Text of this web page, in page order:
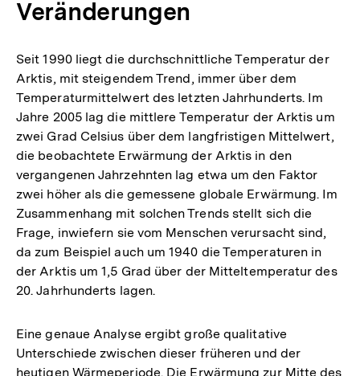
Veränderungen
Seit 1990 liegt die durchschnittliche Temperatur der
Arktis, mit steigendem Trend, immer über dem
Temperaturmittelwert des letzten Jahrhunderts. Im
Jahre 2005 lag die mittlere Temperatur der Arktis um
zwei Grad Celsius über dem langfristigen Mittelwert,
die beobachtete Erwärmung der Arktis in den
vergangenen Jahrzehnten lag etwa um den Faktor
zwei höher als die gemessene globale Erwärmung. Im
Zusammenhang mit solchen Trends stellt sich die
Frage, inwiefern sie vom Menschen verursacht sind,
da zum Beispiel auch um 1940 die Temperaturen in
der Arktis um 1,5 Grad über der Mitteltemperatur des
20. Jahrhunderts lagen.
Eine genaue Analyse ergibt große qualitative
Unterschiede zwischen dieser früheren und der
heutigen Wärmeperiode. Die Erwärmung zur Mitte des